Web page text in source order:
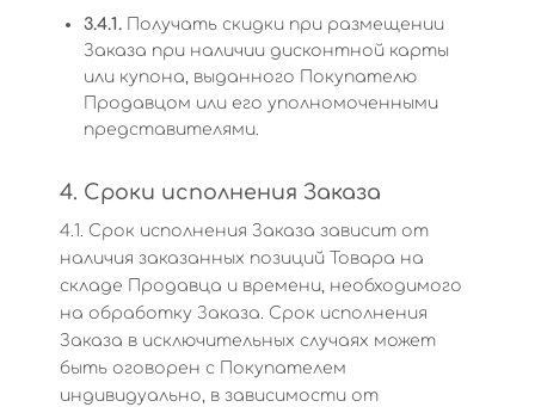
3.4.1. Получать скидки при размещении
Заказа при наличии дисконтной карты
или купона, выданного Покупателю
Продавцом или его уполномоченными
представителями.
4. Сроки исполнения Заказа
4.1. Срок исполнения Заказа зависит от
наличия заказанных позиций Товара на
складе Продавца и времени, необходимого
на обработку Заказа. Срок исполнения
Заказа в исключительных случаях может
быть оговорен с Покупателем
индивидуально, в зависимости от